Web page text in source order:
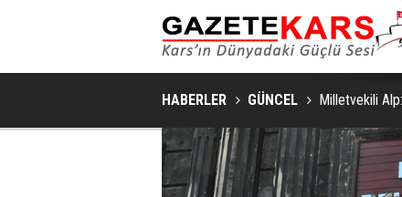
KARS'TA ARILI KOVAN
HABERLER GÜNCEL Milletvekili